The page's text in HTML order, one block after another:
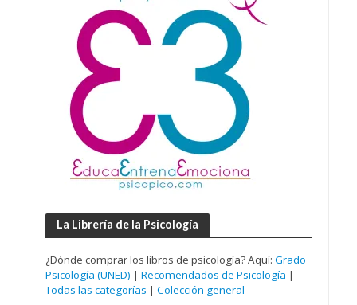
La Librería de la Psicología
¿Dónde comprar los libros de psicología? Aquí: Grado
Psicología (UNED) | Recomendados de Psicología |
Todas las categorías | Colección general